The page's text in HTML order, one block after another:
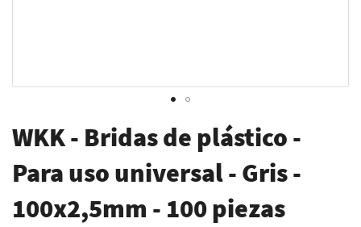
al
comienzo
de
la
galería
WKK - Bridas de plástico -
Para uso universal - Gris -
100x2,5mm - 100 piezas